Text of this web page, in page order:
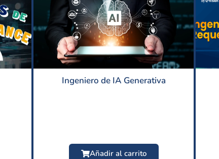
Ingeniero de IA Generativa
Añadir al carrito